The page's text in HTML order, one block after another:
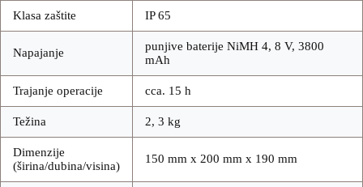
Klasa zaštite IP 65
Napajanje
punjive baterije NiMH 4, 8 V, 3800
mAh
Trajanje operacije cca. 15 h
Težina 2, 3 kg
Dimenzije
(širina/dubina/visina)
150 mm x 200 mm x 190 mm